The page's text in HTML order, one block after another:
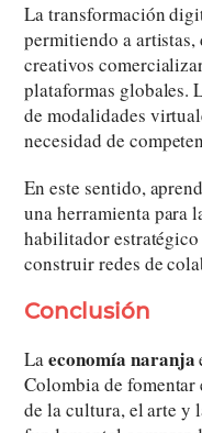
La transformación
permitiendo a artistas,
creativos
plataformas globales.
de modalidades
necesidad de
En este sentido,
una herramienta para
habilitador estratégico
construir redes de
Conclusión
Laeconomía naranja
Colombia de
de la cultura, el arte y